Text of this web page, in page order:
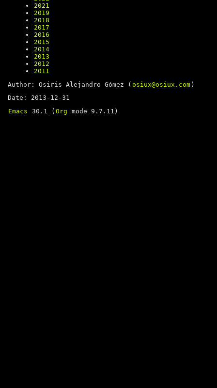
2021
2019
2018
2017
2016
2015
2014
2013
2012
2011
Author: Osiris Alejandro Gómez ( osiux@osiux.com )
Date: 2013-12-31
Emacs
30.1 ( Org mode 9.7.11)